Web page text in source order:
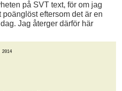
på SVT text, för om jag
eftersom det är en
Jag återger därför här